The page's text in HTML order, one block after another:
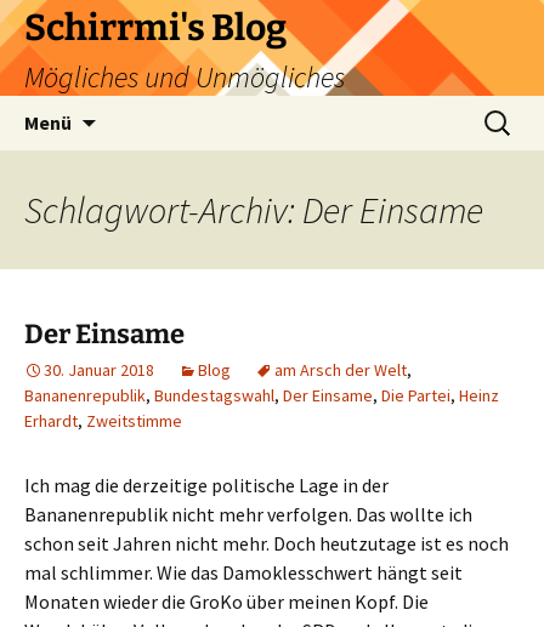
Zum
Inhalt
springen
Schirrmi's Blog
Mögliches und Unmögliches
Menü
Suchen
nach:
Schlagwort-Archiv: Der Einsame
Der Einsame
30. Januar 2018 Blog am Arsch der Welt,
Bananenrepublik, Bundestagswahl, Der Einsame, Die Partei, Heinz
Erhardt, Zweitstimme
Ich mag die derzeitige politische Lage in der
Bananenrepublik nicht mehr verfolgen. Das wollte ich
schon seit Jahren nicht mehr. Doch heutzutage ist es noch
mal schlimmer. Wie das Damoklesschwert hängt seit
Monaten wieder die GroKo über meinen Kopf. Die